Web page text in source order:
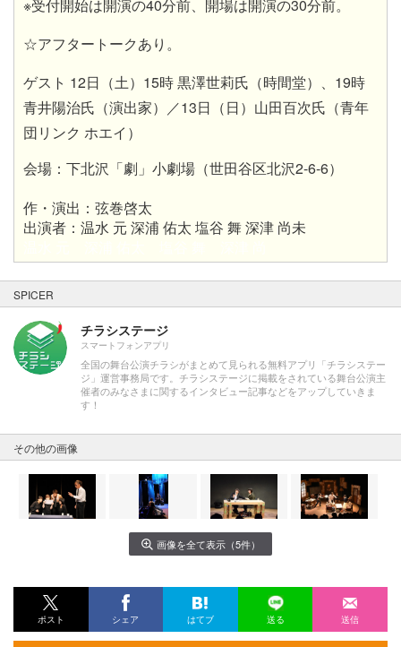
※受付開始は開演の40分前、開場は開演の30分前。
☆アフタートークあり。
ゲスト 12日（土）15時 黒澤世莉氏（時間堂）、19時
青井陽治氏（演出家）／13日（日）山田百次氏（青年
団リンク ホエイ）
会場：下北沢「劇」小劇場（世田谷区北沢2-6-6）
作・演出：弦巻啓太
出演者：温水 元 深浦 佑太 塩谷 舞 深津 尚未
SPICER
チラシステージ
スマートフォンアプリ
全国の舞台公演チラシがまとめて見られる無料アプリ「チラシステー
ジ」運営事務局です。チラシステージに掲載をされている舞台公演主
催者のみなさまに関するインタビュー記事などをアップしていきま
す！
その他の画像
画像を全て表示（5件）
ポスト シェア はてブ 送る 送信